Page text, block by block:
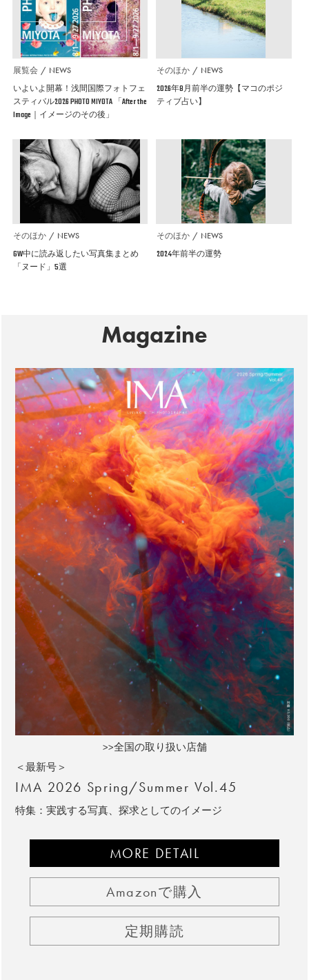
展覧会 NEWS
いよいよ開幕！浅間国際フォトフェ
スティバル2026 PHOTO MIYOTA 「After the
Image｜イメージのその後」
そのほか NEWS
2026年8月前半の運勢【マコのポジ
ティブ占い】
そのほか NEWS
GW中に読み返したい写真集まとめ
「ヌード」5選
そのほか NEWS
2024年前半の運勢
Magazine
>>全国の取り扱い店舗
＜最新号＞
IMA 2026 Spring/Summer Vol.45
特集：実践する写真、探求としてのイメージ
MORE DETAIL
Amazonで購入
定期購読